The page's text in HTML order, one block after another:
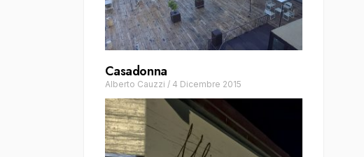
Casadonna
Alberto Cauzzi / 4 Dicembre 2015